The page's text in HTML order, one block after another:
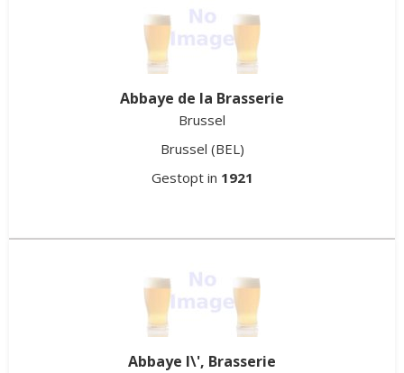
Abbaye de la Brasserie
Brussel
Brussel (BEL)
Gestopt in 1921
Abbaye l\', Brasserie